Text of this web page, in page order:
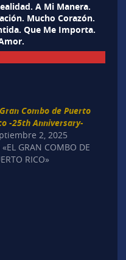
A Mi Manera.
Mucho Corazón.
Que Me Importa.
Combo de Puerto
-25th Anniversary-
2, 2025
«EL GRAN COMBO DE
RICO»